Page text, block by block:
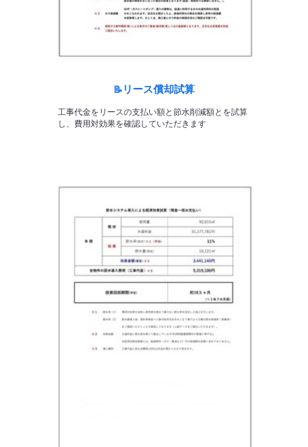
📝リース償却試算
工事代金をリースの支払い額と節水削減額とを試算
し、費用対効果を確認していただきます